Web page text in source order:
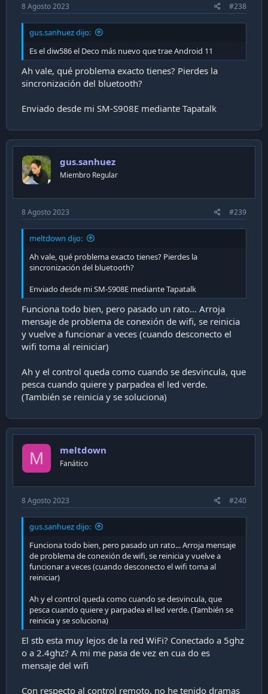
8 Agosto 2023 #238
gus.sanhuez dijo:
Es el diw586 el Deco más nuevo que trae Android 11
Ah vale, qué problema exacto tienes? Pierdes la
sincronización del bluetooth?
Enviado desde mi SM-S908E mediante Tapatalk
gus.sanhuez
Miembro Regular
8 Agosto 2023 #239
meltdown dijo:
Ah vale, qué problema exacto tienes? Pierdes la
sincronización del bluetooth?
Enviado desde mi SM-S908E mediante Tapatalk
Funciona todo bien, pero pasado un rato... Arroja
mensaje de problema de conexión de wifi, se reinicia
y vuelve a funcionar a veces (cuando desconecto el
wifi toma al reiniciar)
Ah y el control queda como cuando se desvincula, que
pesca cuando quiere y parpadea el led verde.
(También se reinicia y se soluciona)
M meltdown
Fanático
8 Agosto 2023 #240
gus.sanhuez dijo:
Funciona todo bien, pero pasado un rato... Arroja mensaje
de problema de conexión de wifi, se reinicia y vuelve a
funcionar a veces (cuando desconecto el wifi toma al
reiniciar)
Ah y el control queda como cuando se desvincula, que
pesca cuando quiere y parpadea el led verde. (También se
reinicia y se soluciona)
El stb esta muy lejos de la red WiFi? Conectado a 5ghz
o a 2.4ghz? A mi me pasa de vez en cua do es
mensaje del wifi
Con respecto al control remoto, no he tenido dramas